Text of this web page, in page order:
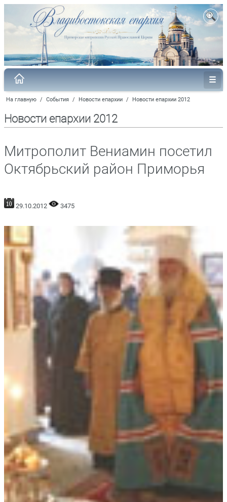
На главную / События / Новости епархии / Новости епархии 2012
Новости епархии 2012
Митрополит Вениамин посетил
Октябрьский район Приморья
29.10.2012 3475